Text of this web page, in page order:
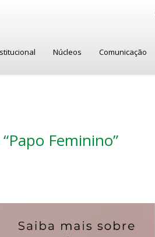
Núcleos Comunicação
Feminino”